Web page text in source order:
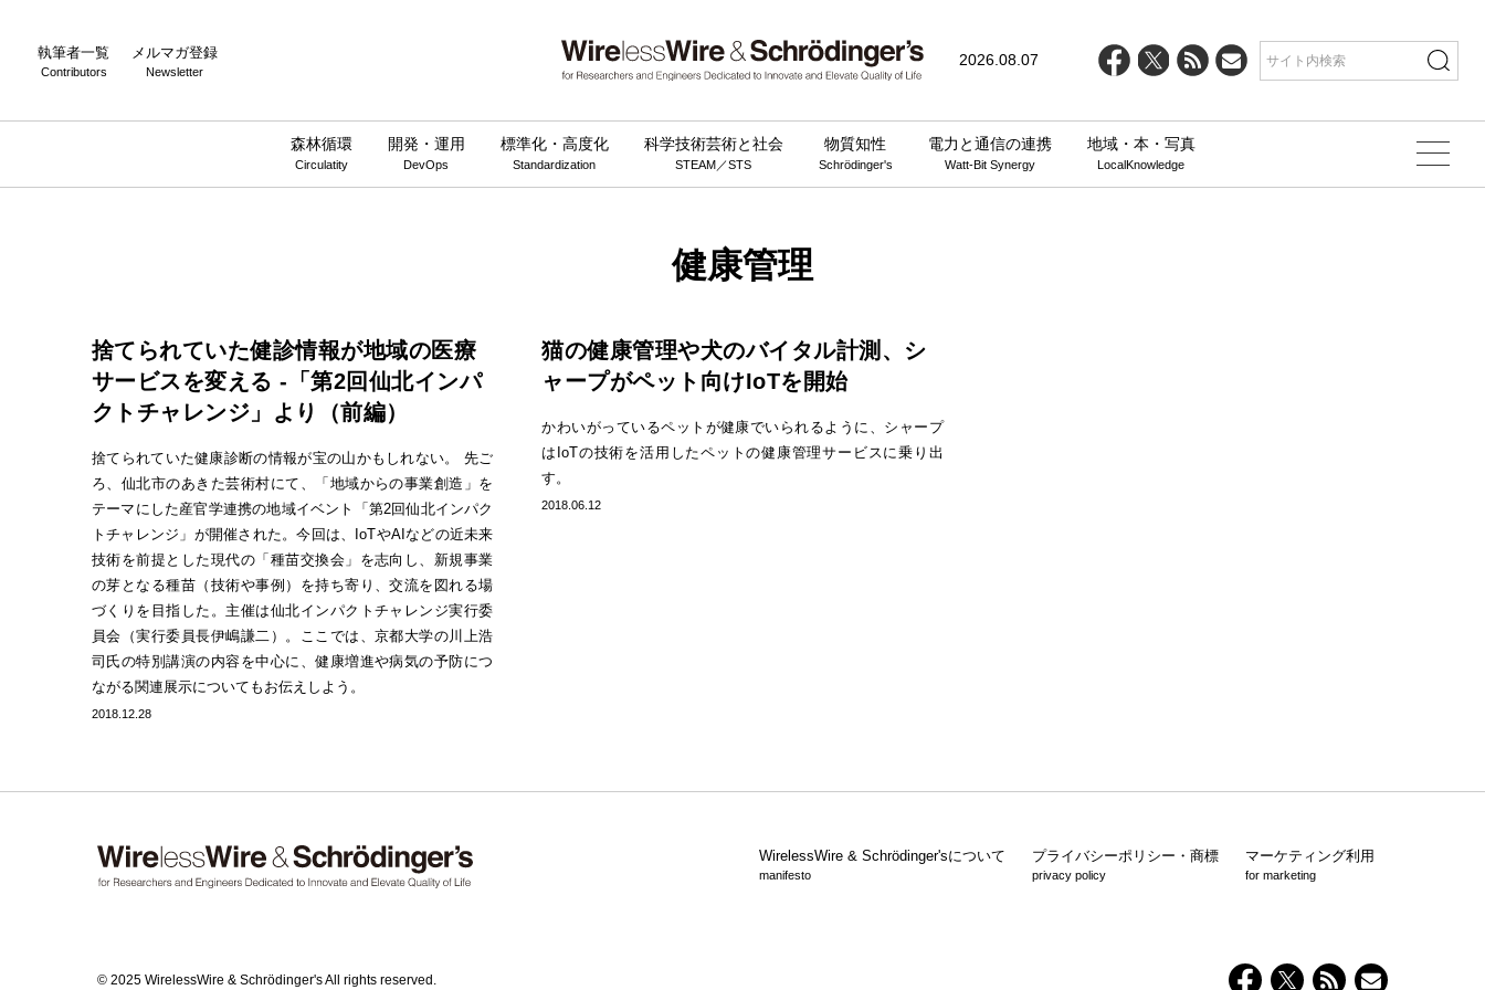
執筆者一覧
Contributors
メルマガ登録
Newsletter
2026.08.07
森林循環
Circulatity
開発・運用
DevOps
標準化・高度化
Standardization
科学技術芸術と社会
STEAM／STS
物質知性
Schrödinger's
電力と通信の連携
Watt-Bit Synergy
地域・本・写真
LocalKnowledge
健康管理
捨てられていた健診情報が地域の医療
サービスを変える -「第2回仙北インパ
クトチャレンジ」より（前編）
捨てられていた健康診断の情報が宝の山かもしれない。 先ご
ろ、仙北市のあきた芸術村にて、「地域からの事業創造」を
テーマにした産官学連携の地域イベント「第2回仙北インパク
トチャレンジ」が開催された。今回は、IoTやAIなどの近未来
技術を前提とした現代の「種苗交換会」を志向し、新規事業
の芽となる種苗（技術や事例）を持ち寄り、交流を図れる場
づくりを目指した。主催は仙北インパクトチャレンジ実行委
員会（実行委員長伊嶋謙二）。ここでは、京都大学の川上浩
司氏の特別講演の内容を中心に、健康増進や病気の予防につ
ながる関連展示についてもお伝えしよう。
2018.12.28
猫の健康管理や犬のバイタル計測、シ
ャープがペット向けIoTを開始
かわいがっているペットが健康でいられるように、シャープ
はIoTの技術を活用したペットの健康管理サービスに乗り出
す。
2018.06.12
WirelessWire & Schrödinger'sについて
manifesto
プライバシーポリシー・商標
privacy policy
マーケティング利用
for marketing
© 2025 WirelessWire & Schrödinger's All rights reserved.